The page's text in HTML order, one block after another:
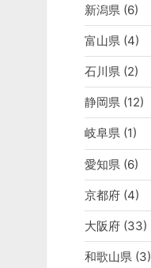
新潟県(6)
富山県(4)
石川県(2)
静岡県(12)
岐阜県(1)
愛知県 (6)
京都府(4)
大阪府(33)
和歌山県(3)